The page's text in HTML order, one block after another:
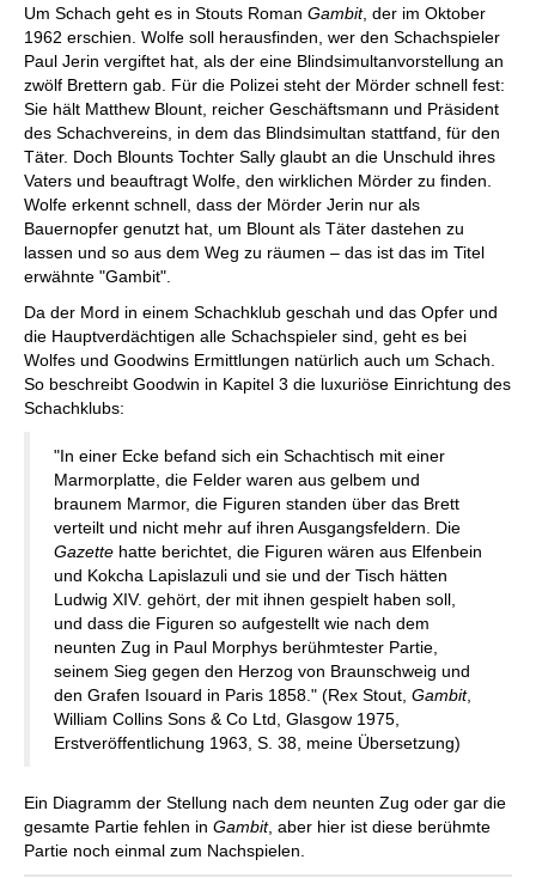
Um Schach geht es in Stouts Roman Gambit, der im Oktober
1962 erschien. Wolfe soll herausfinden, wer den Schachspieler
Paul Jerin vergiftet hat, als der eine Blindsimultanvorstellung an
zwölf Brettern gab. Für die Polizei steht der Mörder schnell fest:
Sie hält Matthew Blount, reicher Geschäftsmann und Präsident
des Schachvereins, in dem das Blindsimultan stattfand, für den
Täter. Doch Blounts Tochter Sally glaubt an die Unschuld ihres
Vaters und beauftragt Wolfe, den wirklichen Mörder zu finden.
Wolfe erkennt schnell, dass der Mörder Jerin nur als
Bauernopfer genutzt hat, um Blount als Täter dastehen zu
lassen und so aus dem Weg zu räumen – das ist das im Titel
erwähnte "Gambit".
Da der Mord in einem Schachklub geschah und das Opfer und
die Hauptverdächtigen alle Schachspieler sind, geht es bei
Wolfes und Goodwins Ermittlungen natürlich auch um Schach.
So beschreibt Goodwin in Kapitel 3 die luxuriöse Einrichtung des
Schachklubs:
"In einer Ecke befand sich ein Schachtisch mit einer
Marmorplatte, die Felder waren aus gelbem und
braunem Marmor, die Figuren standen über das Brett
verteilt und nicht mehr auf ihren Ausgangsfeldern. Die
Gazette hatte berichtet, die Figuren wären aus Elfenbein
und Kokcha Lapislazuli und sie und der Tisch hätten
Ludwig XIV. gehört, der mit ihnen gespielt haben soll,
und dass die Figuren so aufgestellt wie nach dem
neunten Zug in Paul Morphys berühmtester Partie,
seinem Sieg gegen den Herzog von Braunschweig und
den Grafen Isouard in Paris 1858." (Rex Stout, Gambit,
William Collins Sons & Co Ltd, Glasgow 1975,
Erstveröffentlichung 1963, S. 38, meine Übersetzung)
Ein Diagramm der Stellung nach dem neunten Zug oder gar die
gesamte Partie fehlen in Gambit, aber hier ist diese berühmte
Partie noch einmal zum Nachspielen.